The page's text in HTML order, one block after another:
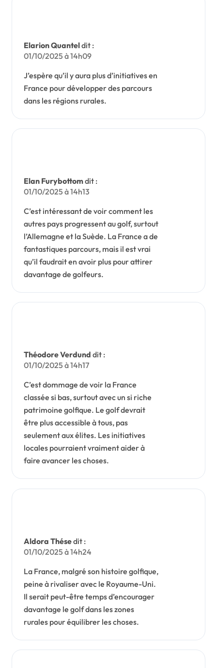
Elarion Quanteldit :
01/10/2025 à 14h09
J’espère qu’il y aura plus d’initiatives en
France pour développer des parcours
dans les régions rurales.
Elan Furybottomdit :
01/10/2025 à 14h13
C’est intéressant de voir comment les
autres pays progressent au golf, surtout
l’Allemagne et la Suède. La France a de
fantastiques parcours, mais il est vrai
qu’il faudrait en avoir plus pour attirer
davantage de golfeurs.
Théodore Verdund dit :
01/10/2025 à 14h17
C’est dommage de voir la France
classée si bas, surtout avec un si riche
patrimoine golfique. Le golf devrait
être plus accessible à tous, pas
seulement aux élites. Les initiatives
locales pourraient vraiment aider à
faire avancer les choses.
Aldora Thésedit :
01/10/2025 à 14h24
La France, malgré son histoire golfique,
peine à rivaliser avec le Royaume-Uni.
Il serait peut-être temps d’encourager
davantage le golf dans les zones
rurales pour équilibrer les choses.